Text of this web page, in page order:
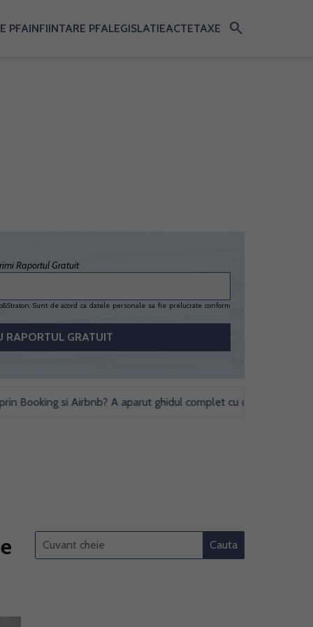
PFAINFIINTARE PFALEGISLATIEACTETAXE search
Raportul Gratuit
Sunt de acord ca datele personale sa fie prelucrate conform
si Airbnb? A aparut ghidul complet cu obligatii fiscale si